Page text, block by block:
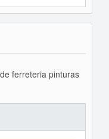
ferreteria pinturas